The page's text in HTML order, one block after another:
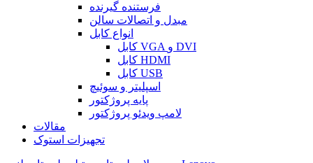
فرستنده گیرنده
مبدل و اتصالات سالن
انواع کابل
کابل VGA و DVI
کابل HDMI
کابل USB
اسپلیتر و سوئیچ
پایه پروژکتور
لامپ ویدئو پروژکتور
مقالات
تجهیزات استوک